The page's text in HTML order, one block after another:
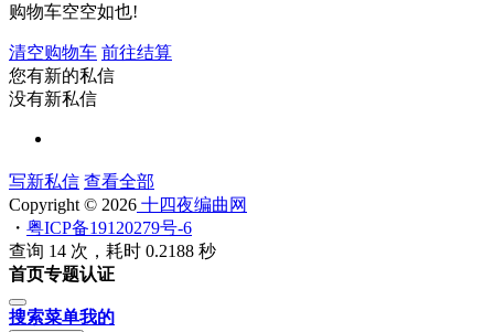
购物车空空如也!
清空购物车 前往结算
您有新的私信
没有新私信
写新私信 查看全部
Copyright © 2026 十四夜编曲网
・ 粤ICP备19120279号-6
查询 14 次，耗时 0.2188 秒
首页专题认证
搜索菜单我的